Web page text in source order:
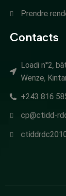
Prendre
Contacts
Loadi n°2,
Wenze,
+243 816
cp@ctidd-